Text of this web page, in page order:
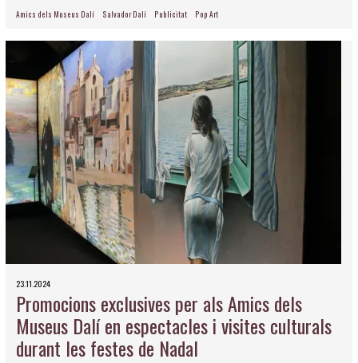
Amics dels Museus Dalí Salvador Dalí Publicitat Pop Art
23.11.2024
Promocions exclusives per als Amics dels
Museus Dalí en espectacles i visites culturals
durant les festes de Nadal